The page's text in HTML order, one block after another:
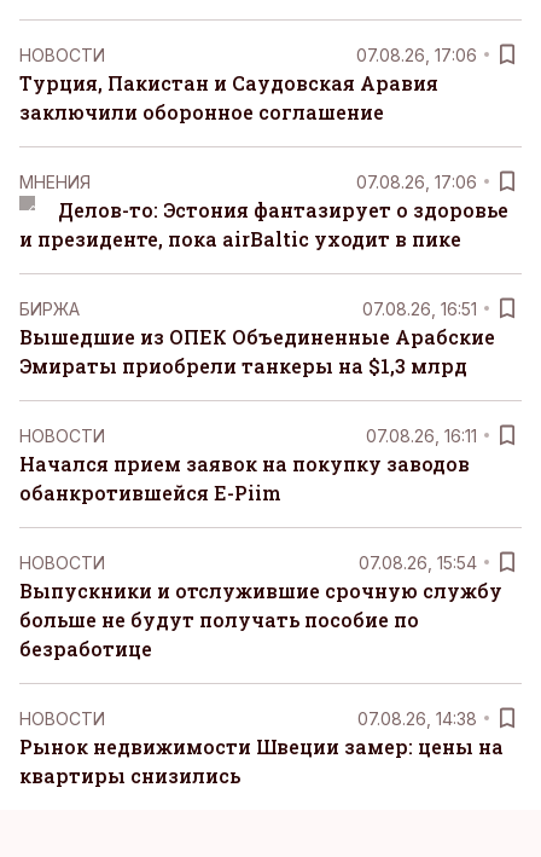
НОВОСТИ 07.08.26, 17:06
Турция, Пакистан и Саудовская Аравия
заключили оборонное соглашение
MНЕНИЯ 07.08.26, 17:06
Делов-то: Эстония фантазирует о здоровье
и президенте, пока airBaltic уходит в пике
БИРЖА 07.08.26, 16:51
Вышедшие из ОПЕК Объединенные Арабские
Эмираты приобрели танкеры на $1,3 млрд
НОВОСТИ 07.08.26, 16:11
Начался прием заявок на покупку заводов
обанкротившейся E-Piim
НОВОСТИ 07.08.26, 15:54
Выпускники и отслужившие срочную службу
больше не будут получать пособие по
безработице
НОВОСТИ 07.08.26, 14:38
Рынок недвижимости Швеции замер: цены на
квартиры снизились